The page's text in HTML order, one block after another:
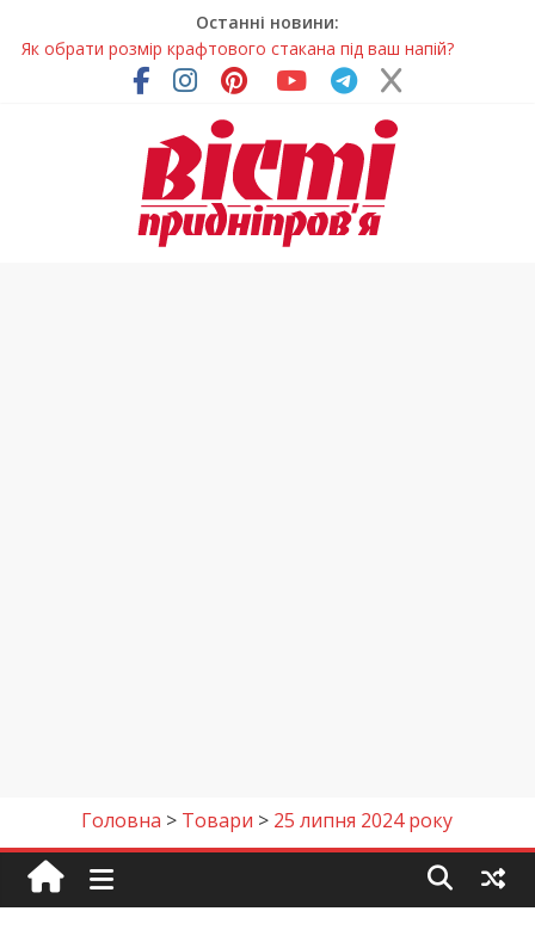
Останні новини:
Волонтерів із Дніпропетровщини відзначили за участь у
гуманітарних місіях
Дніпровський цирк отримав міжнародне визнання
Для школярів Дніпропетровщини стане доступним
безкоштовне гаряче харчування
Дніпрянка стала однією з найкращих юних кінологів світу
Як обрати розмір крафтового стакана під ваш напій?
Головна > Товари > 25 липня 2024 року